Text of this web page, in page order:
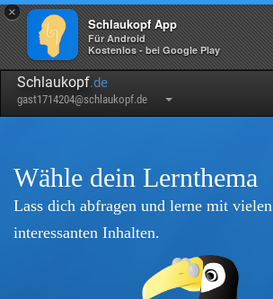
×
Schlaukopf App
Für Android
Kostenlos - bei Google Play
Schlaukopf.de
gast1714204@schlaukopf.de
Wähle dein Lernthema
Lass dich abfragen und lerne mit vielen
interessanten Inhalten.